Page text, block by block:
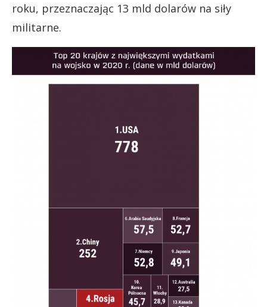
roku, przeznaczając 13 mld dolarów na siły
militarne.